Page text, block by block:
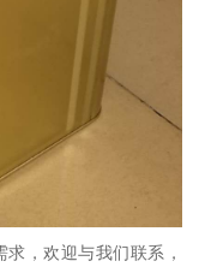
，欢迎与我们联系，